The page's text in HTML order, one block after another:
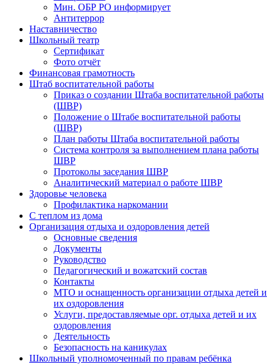
Мин. ОБР РО информирует
Антитеррор
Наставничество
Школьный театр
Сертификат
Фото отчёт
Финансовая грамотность
Штаб воспитательной работы
Приказ о создании Штаба воспитательной работы
(ШВР)
Положение о Штабе воспитательной работы
(ШВР)
План работы Штаба воспитательной работы
Система контроля за выполнением плана работы
ШВР
Протоколы заседания ШВР
Аналитический материал о работе ШВР
Здоровье человека
Профилактика наркомании
С теплом из дома
Организация отдыха и оздоровления детей
Основные сведения
Документы
Руководство
Педагогический и вожатский состав
Контакты
МТО и оснащенность организации отдыха детей и
их оздоровления
Услуги, предоставляемые орг. отдыха детей и их
оздоровления
Деятельность
Безопасность на каникулах
Школьный уполномоченный по правам ребёнка